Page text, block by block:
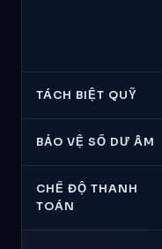
TÁCH BIỆT QUỸ
BẢO VỆ SỐ DƯ ÂM
CHẾ ĐỘ THANH
TOÁN